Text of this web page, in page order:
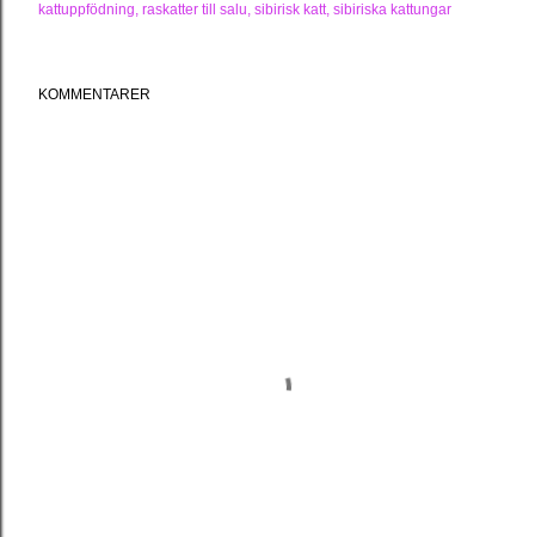
kattuppfödning raskatter till salu sibirisk katt sibiriska kattungar
KOMMENTARER